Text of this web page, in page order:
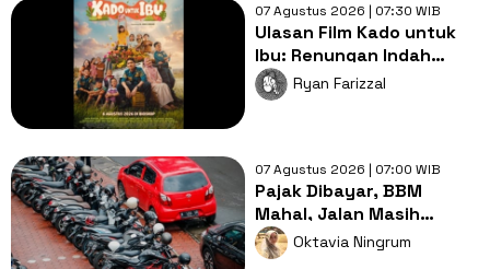
07 Agustus 2026 | 07:30 WIB
Ulasan Film Kado untuk
Ibu: Renungan Indah
Mengenai Kasih Sayang
Orang Tua
Ryan Farizzal
07 Agustus 2026 | 07:00 WIB
Pajak Dibayar, BBM
Mahal, Jalan Masih
Rusak: Rakyat Wajar
Bertanya
Oktavia Ningrum